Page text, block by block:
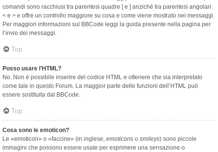
comandi sono racchiusi tra parentesi quadre [ e ] anziché tra parentesi angolari
< e > e offre un controllo maggiore su cosa e come viene mostrato nei messaggi.
Per maggiori informazioni sul BBCode leggi la guida presente nella pagina per
l’invio dei messaggi.
Top
Posso usare l’HTML?
No. Non è possibile inserire del codice HTML e ottenere che sia interpretato
come tale in questo Forum. La maggior parte delle funzioni dell’HTML può
essere sostituita dal BBCode.
Top
Cosa sono le emoticon?
Le «emoticon» o «faccine» (in inglese, emoticons o smileys) sono piccole
immagini che possono essere usate per esprimere una sensazione o